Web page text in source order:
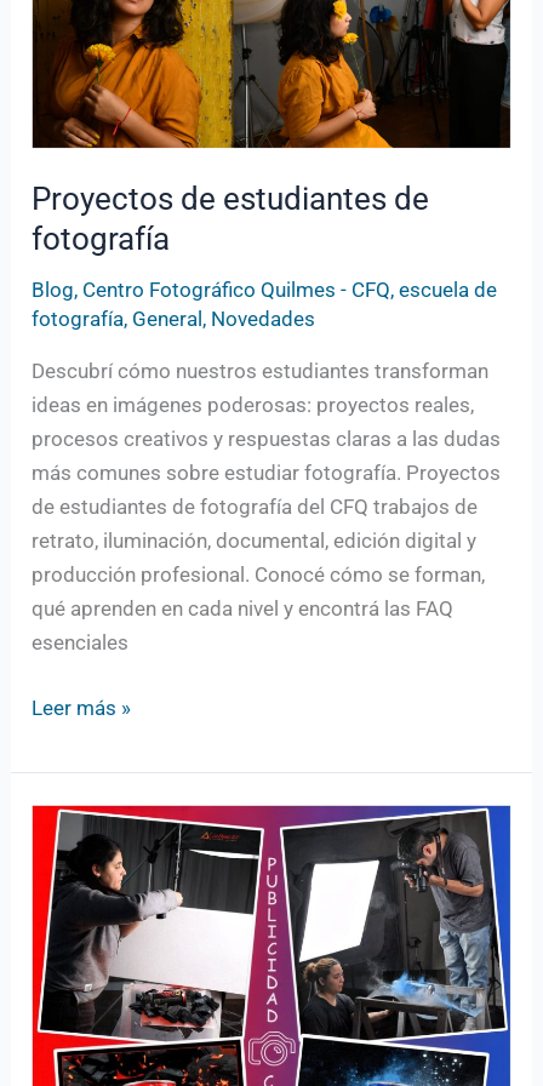
Proyectos de estudiantes de
fotografía
Blog, Centro Fotográfico Quilmes - CFQ,escuela de
fotografía, General , Novedades
Descubrí cómo nuestros estudiantes transforman
ideas en imágenes poderosas: proyectos reales,
procesos creativos y respuestas claras a las dudas
más comunes sobre estudiar fotografía. Proyectos
de estudiantes de fotografía del CFQ trabajos de
retrato, iluminación, documental, edición digital y
producción profesional. Conocé cómo se forman,
qué aprenden en cada nivel y encontrá las FAQ
esenciales
Leer más »
Por
qué
sigue
siendo
válido
estudiar
Fotografía
Profesional